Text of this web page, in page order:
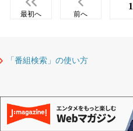
最初へ 前へ
1
「番組検索」の使い方